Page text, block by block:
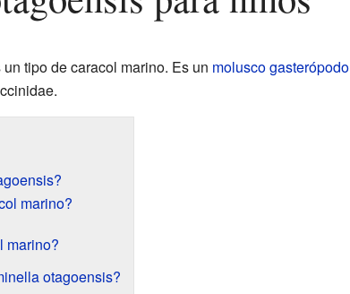
tipo de caracol marino. Es un moluscogasterópodo
marino?
marino?
otagoensis?